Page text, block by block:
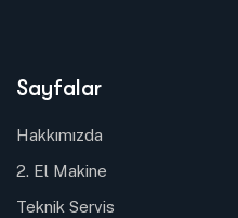
Sayfalar
Hakkımızda
2. El Makine
Teknik Servis